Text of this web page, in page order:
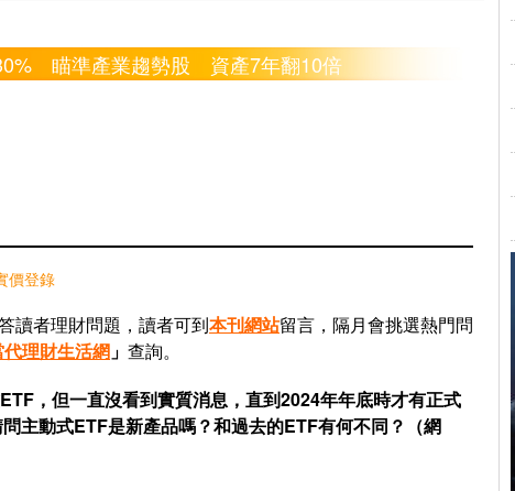
瞄準產業趨勢股 資產7年翻10倍
價登錄
讀者理財問題，讀者可到本刊網站留言，隔月會挑選熱門問
代理財生活網 」 查詢。
，但一直沒看到實質消息，直到2024年年底時才有正式
主動式ETF是新產品嗎？和過去的ETF有何不同？（網